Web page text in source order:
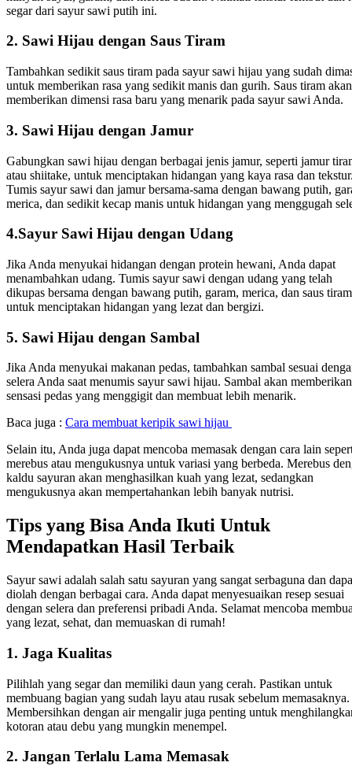
segar dari sayur sawi putih ini.
2. Sawi Hijau dengan Saus Tiram
Tambahkan sedikit saus tiram pada sayur sawi hijau yang sudah
untuk memberikan rasa yang sedikit manis dan gurih. Saus tiram akan
memberikan dimensi rasa baru yang menarik pada sayur sawi Anda.
3. Sawi Hijau dengan Jamur
Gabungkan sawi hijau dengan berbagai jenis jamur, seperti jamur
atau shiitake, untuk menciptakan hidangan yang kaya rasa dan
Tumis sayur sawi dan jamur bersama-sama dengan bawang putih,
merica, dan sedikit kecap manis untuk hidangan yang menggugah
4.Sayur Sawi Hijau dengan Udang
Jika Anda menyukai hidangan dengan protein hewani, Anda dapat
menambahkan udang. Tumis sayur sawi dengan udang yang telah
dikupas bersama dengan bawang putih, garam, merica, dan saus tiram
untuk menciptakan hidangan yang lezat dan bergizi.
5. Sawi Hijau dengan Sambal
Jika Anda menyukai makanan pedas, tambahkan sambal sesuai
selera Anda saat menumis sayur sawi hijau. Sambal akan memberikan
sensasi pedas yang menggigit dan membuat lebih menarik.
Baca juga : Cara membuat keripik sawi hijau
Selain itu, Anda juga dapat mencoba memasak dengan cara lain
merebus atau mengukusnya untuk variasi yang berbeda. Merebus
kaldu sayuran akan menghasilkan kuah yang lezat, sedangkan
mengukusnya akan mempertahankan lebih banyak nutrisi.
Tips yang Bisa Anda Ikuti Untuk
Mendapatkan Hasil Terbaik
Sayur sawi adalah salah satu sayuran yang sangat serbaguna dan
diolah dengan berbagai cara. Anda dapat menyesuaikan resep sesuai
dengan selera dan preferensi pribadi Anda. Selamat mencoba
yang lezat, sehat, dan memuaskan di rumah!
1. Jaga Kualitas
Pilihlah yang segar dan memiliki daun yang cerah. Pastikan untuk
membuang bagian yang sudah layu atau rusak sebelum memasaknya.
Membersihkan dengan air mengalir juga penting untuk
kotoran atau debu yang mungkin menempel.
2. Jangan Terlalu Lama Memasak